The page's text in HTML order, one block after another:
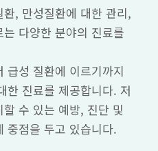
, 만성질환에 대한 관리,
다양한 분야의 진료를
급성 질환에 이르기까지
한 진료를 제공합니다. 저
수 있는 예방, 진단 및
중점을 두고 있습니다.